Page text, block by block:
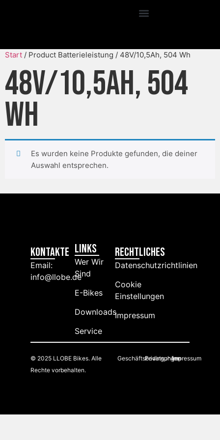
Start / Product Batterieleistung / 48V/10,5Ah, 504 Wh
48V/10,5Ah, 504
Wh
Es wurden keine Produkte gefunden, die deiner
Auswahl entsprechen.
Kontakte
Email:
info@llobe.de
Links
Wer Wir
Sind
E-Bikes
Downloads
Service
RECHTLICHES
Datenschutzrichtlinien
Cookie
Einstellungen
Impressum
© 2025 LLOBE Bikes. Alle
Rechte vorbehalten.
Geschäftsbedingungen
PrivatsphäreImpressum